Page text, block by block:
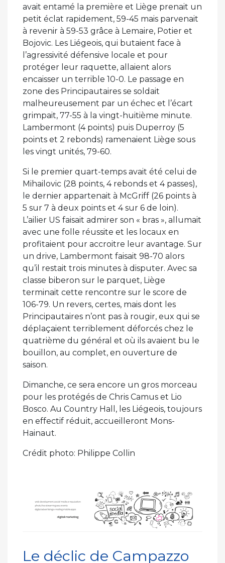
avait entamé la première et Liège prenait un
petit éclat rapidement, 59-45 mais parvenait
à revenir à 59-53 grâce à Lemaire, Potier et
Bojovic. Les Liégeois, qui butaient face à
l’agressivité défensive locale et pour
protéger leur raquette, allaient alors
encaisser un terrible 10-0. Le passage en
zone des Principautaires se soldait
malheureusement par un échec et l’écart
grimpait, 77-55 à la vingt-huitième minute.
Lambermont (4 points) puis Duperroy (5
points et 2 rebonds) ramenaient Liège sous
les vingt unités, 79-60.
Si le premier quart-temps avait été celui de
Mihailovic (28 points, 4 rebonds et 4 passes),
le dernier appartenait à McGriff (26 points à
5 sur 7 à deux points et 4 sur 6 de loin).
L’ailier US faisait admirer son « bras », allumait
avec une folle réussite et les locaux en
profitaient pour accroitre leur avantage. Sur
un drive, Lambermont faisait 98-70 alors
qu’il restait trois minutes à disputer. Avec sa
classe biberon sur le parquet, Liège
terminait cette rencontre sur le score de
106-79. Un revers, certes, mais dont les
Principautaires n’ont pas à rougir, eux qui se
déplaçaient terriblement déforcés chez le
quatrième du général et où ils avaient bu le
bouillon, au complet, en ouverture de
saison.
Dimanche, ce sera encore un gros morceau
pour les protégés de Chris Camus et Lio
Bosco. Au Country Hall, les Liégeois, toujours
en effectif réduit, accueilleront Mons-
Hainaut.
Crédit photo: Philippe Collin
Le déclic de Campazzo